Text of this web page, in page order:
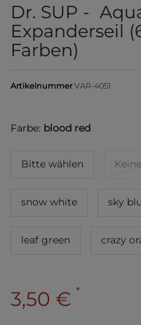
Dr. SUP -
Expanderseil
Farben)
ArtikelnummerVAR-4051
Farbe: blood red
Bitte wählen
snow white sky
leaf green crazy
3,50 € *